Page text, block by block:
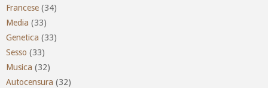
Francese (34)
Media (33)
Genetica (33)
Sesso (33)
Musica (32)
Autocensura (32)